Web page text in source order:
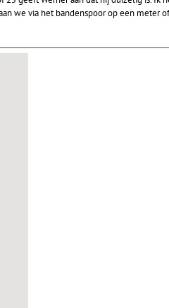
we via het bandenspoor op een meter